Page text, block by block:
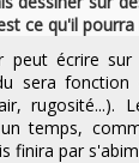
ce qu'il
peut écrire
sera fonction
rugosité...).
temps,
finira par